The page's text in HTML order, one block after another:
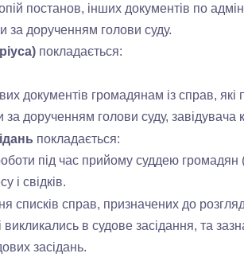
постанов, інших документів по
дорученням голови суду.
покладається:
документів громадянам із справ, які
дорученням голови суду, завідувача
покладається:
під час прийому суддею громадян
і свідків.
списків справ, призначених до
в судове засідання, та
засідань.